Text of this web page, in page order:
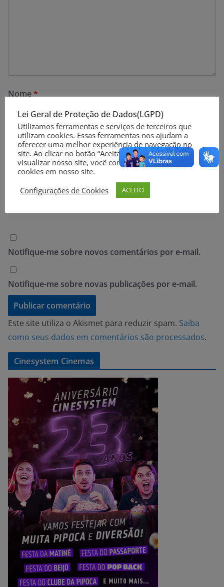
Nome*
E-mail*
Site
Notifique-me sobre novos comentários por e-mail.
Notifique-me sobre novas publicações por e-mail.
Este site utiliza o Akismet para reduzir spam. Saiba
como seus dados em comentários são processados.
Cinesystem Cinemas
Lei Geral de Proteção de Dados(LGPD)
Utilizamos ferramentas e serviços de terceiros que
utilizam cookies. Essas ferramentas nos ajudam a
oferecer uma melhor experiência de navegação no
site. Ao clicar no botão “Aceitar” ou continuar a
visualizar nosso site, você concorda com o uso de
cookies em nosso site.
Configurações de Cookies
ACEITO